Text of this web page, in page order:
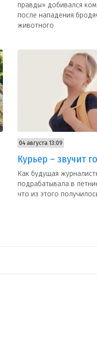
правды» добивался
после нападения
животного
04 августа 13:09
Курьер – звучит
Как будущая
подрабатывала в
что из этого